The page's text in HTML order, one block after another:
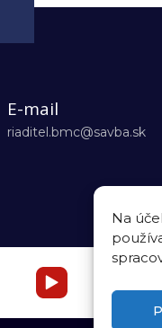
Na
E-mail
riaditel.bmc@savba.sk